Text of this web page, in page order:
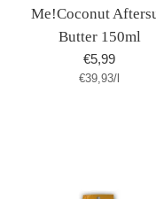
Me!Coconut
Butter 150ml
Normaler
Preis
€5,99
Stückpreis
€39,93/pro